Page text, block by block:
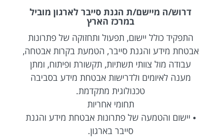
דרוש/ה מיישם/ת הגנת סייבר לארגון מוביל
במרכז הארץ
התפקיד כולל יישום, תפעול ותחזוקה של פתרונות
אבטחת מידע והגנת סייבר, הטמעת בקרות אבטחה,
עבודה מול צוותי תשתיות, תקשורת ופיתוח, ומתן
מענה לאיומים ולדרישות אבטחת מידע בסביבה
טכנולוגית מתקדמת.
תחומי אחריות
• יישום והטמעה של פתרונות אבטחת מידע והגנת
סייבר בארגון.